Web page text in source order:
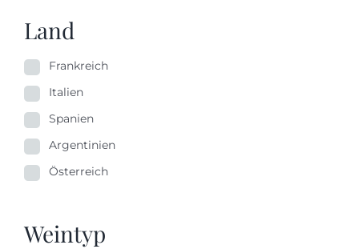
Land
Frankreich
Italien
Spanien
Argentinien
Österreich
Weintyp